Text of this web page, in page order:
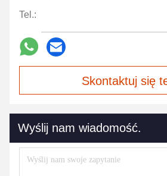
Tel.:
Skontaktuj się
Wyślij nam wiadomość.